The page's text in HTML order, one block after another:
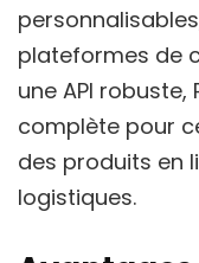
plateformes de
une API
complète pour
des produits en
logistiques.